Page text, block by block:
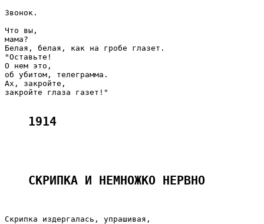
Звонок.
Что вы,
мама?
Белая, белая, как на гробе глазет.
"Оставьте!
О нем это,
об убитом, телеграмма.
Ах, закройте,
закройте глаза газет!"
1914
СКРИПКА И НЕМНОЖКО НЕРВНО
Скрипка издергалась, упрашивая,